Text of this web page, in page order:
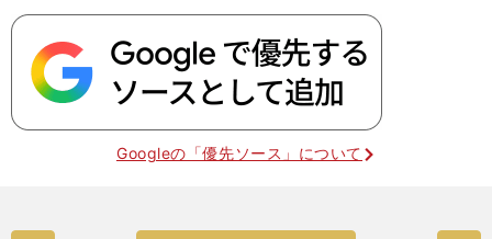
Googleの「優先ソース」について